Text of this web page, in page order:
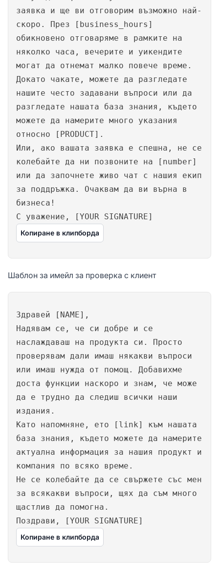
заявка и ще ви отговорим възможно най-
скоро. През [business_hours]
обикновено отговаряме в рамките на
няколко часа, вечерите и уикендите
могат да отнемат малко повече време.
Докато чакате, можете да разгледате
нашите често задавани въпроси или да
разгледате нашата база знания, където
можете да намерите много указания
относно [PRODUCT].
Или, ако вашата заявка е спешна, не се
колебайте да ни позвоните на [number]
или да започнете живо чат с нашия екип
за поддръжка. Очаквам да ви върна в
бизнеса!
С уважение, [YOUR SIGNATURE]
Копиране в клипборда
Шаблон за имейл за проверка с клиент
Здравей [NAME],
Надявам се, че си добре и се
наслаждаваш на продукта си. Просто
проверявам дали имаш някакви въпроси
или имаш нужда от помощ. Добавихме
доста функции наскоро и знам, че може
да е трудно да следиш всички наши
издания.
Като напомняне, ето [link] към нашата
база знания, където можете да намерите
актуална информация за нашия продукт и
компания по всяко време.
Не се колебайте да се свържете със мен
за всякакви въпроси, щях да съм много
щастлив да помогна.
Поздрави, [YOUR SIGNATURE]
Копиране в клипборда